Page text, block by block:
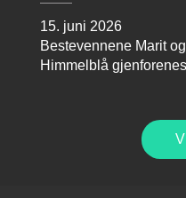
15. juni 2026
Bestevennene Marit
Himmelblå